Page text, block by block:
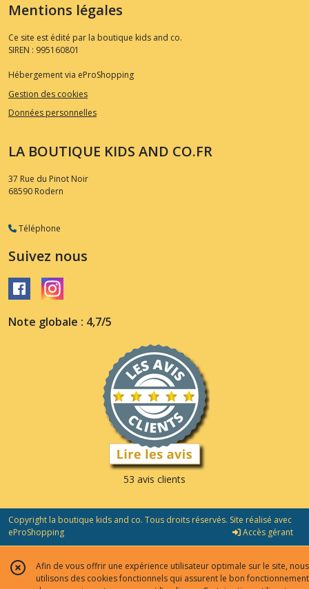
Mentions légales
Ce site est édité par la boutique kids and co.
SIREN : 995160801
Hébergement via eProShopping
Gestion des cookies
Données personnelles
LA BOUTIQUE KIDS AND CO.FR
37 Rue du Pinot Noir
68590 Rodern
Téléphone
Suivez nous
Note globale : 4,7/5
53 avis clients
Copyright la boutique kids and co. Tous droits réservés. Site réalisé avec
eProShopping
Accès gérant
Afin de vous offrir une expérience utilisateur optimale sur le site, nous
utilisons des cookies fonctionnels qui assurent le bon fonctionnement